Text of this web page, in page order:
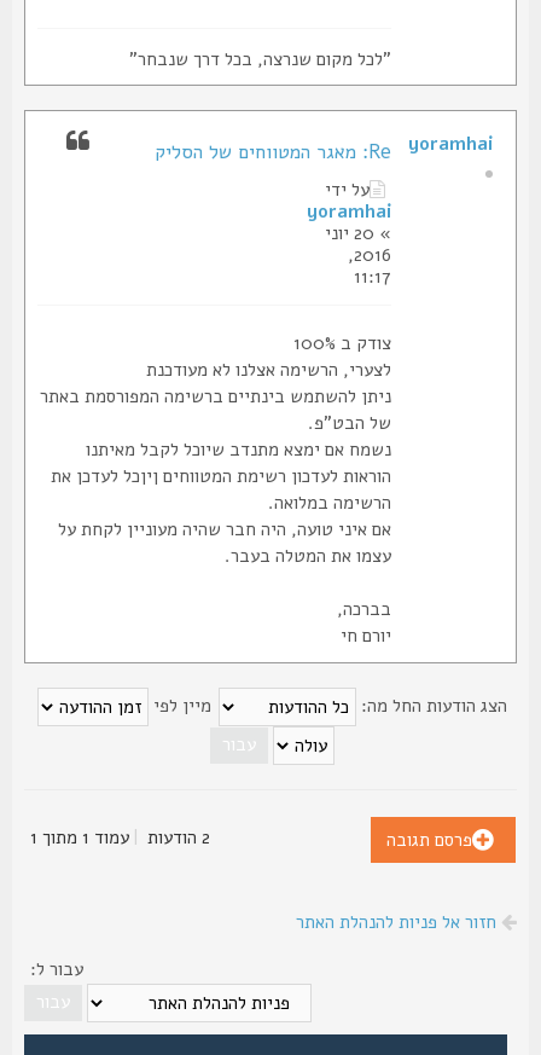
"לכל מקום שנרצה, בכל דרך שנבחר"
Re: מאגר המטווחים של הסליק
על ידי
yoramhai
» 20 יוני
2016,
צודק ב 100%
לצערי, הרשימה אצלנו לא מעודכנת
ניתן להשתמש בינתיים ברשימה המפורסמת באתר
של הבט"פ.
נשמח אם ימצא מתנדב שיוכל לקבל מאיתנו
הוראות לעדכון רשימת המטווחים ןיןכל לעדכן את
הרשימה במלואה.
אם איני טועה, היה חבר שהיה מעוניין לקחת על
עצמו את המטלה בעבר.
בברכה,
יורם חי
yoramhai
הודעות החל מה: מיין לפי
פרסם תגובה |עמוד1מתוך1
חזור אל פניות להנהלת האתר
עבור ל: